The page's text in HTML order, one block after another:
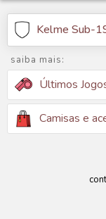
Kelme Sub-
saiba mais:
Últimos
Camisas e